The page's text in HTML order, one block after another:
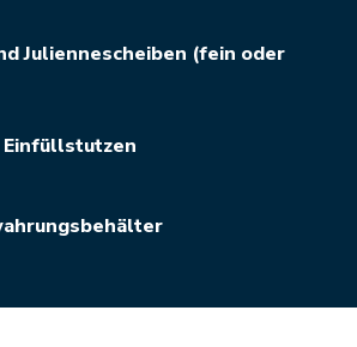
Juliennescheiben (fein oder